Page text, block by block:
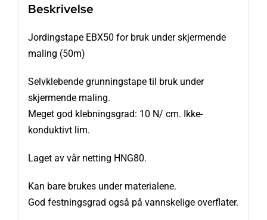
Beskrivelse
Jordingstape EBX50 for bruk under skjermende
maling (50m)
Selvklebende grunningstape til bruk under
skjermende maling.
Meget god klebningsgrad: 10 N/ cm. Ikke-
konduktivt lim.
Laget av vår netting HNG80.
Kan bare brukes under materialene.
God festningsgrad også på vannskelige overflater.